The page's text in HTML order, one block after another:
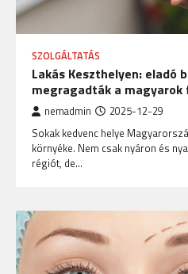
SZOLGÁLTATÁS
Lakás Keszthelyen: eladó
megragadták a
nemadmin 2025-12-29
Sokak kedvenc helye
környéke. Nem csak nyáron és
régiót, de…